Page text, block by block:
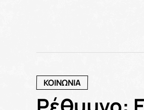
ΚΟΙΝΩΝΙΑ